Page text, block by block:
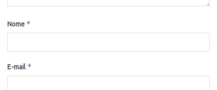
Nome *
E-mail *